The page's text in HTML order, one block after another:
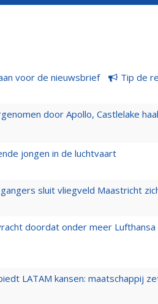
voor de nieuwsbrief Tip de
door Apollo, Castlelake
jongen in de luchtvaart
sluit vliegveld Maastricht
doordat onder meer
LATAM kansen: maatschappij